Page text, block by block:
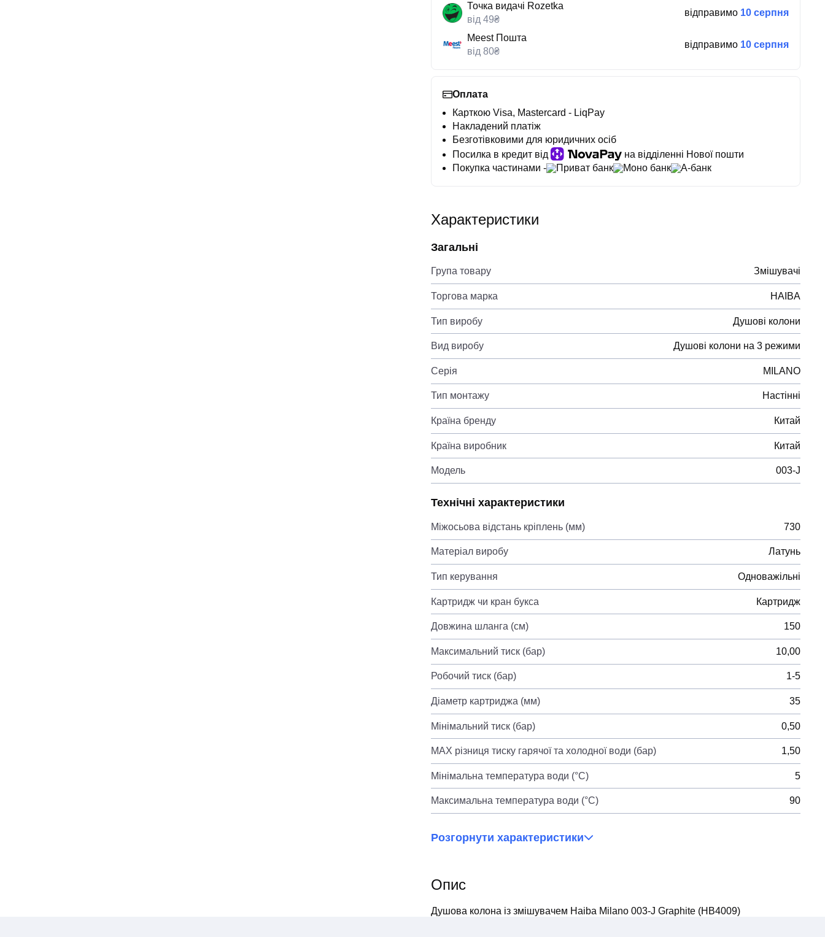
Точка видачі Rozetka
від 49₴
відправимо 10 серпня
Meest Пошта
від 80₴
відправимо 10 серпня
Оплата
Карткою Visa, Mastercard - LiqPay
Накладений платіж
Безготівковими для юридичних осіб
Посилка в кредит від
на відділенні Нової пошти
Покупка частинами -
Приват банк Моно банк А-банк
Характеристики
Загальні
Група товару Змішувачі
Торгова марка HAIBA
Тип виробу Душові колони
Вид виробу Душові колони на 3 режими
Серія MILANO
Тип монтажу Настінні
Країна бренду Китай
Країна виробник Китай
Модель 003-J
Технічні характеристики
Міжосьова відстань кріплень (мм) 730
Матеріал виробу Латунь
Тип керування Одноважільні
Картридж чи кран букса Картридж
Довжина шланга (см) 150
Максимальний тиск (бар) 10,00
Робочий тиск (бар) 1-5
Діаметр картриджа (мм) 35
Мінімальний тиск (бар) 0,50
MAX різниця тиску гарячої та холодної води (бар) 1,50
Мінімальна температура води (°C) 5
Максимальна температура води (°C) 90
Розгорнути характеристики
Опис
Душова колона із змішувачем Haiba Milano 003-J Graphite (HB4009)